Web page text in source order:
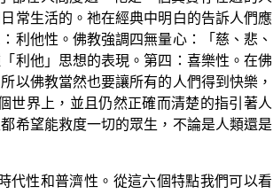
常生活的。祂在經典中明白的告訴人們應
利他性。佛教強調四無量心：「慈、悲、
利他」思想的表現。第四：喜樂性。在佛
以佛教當然也要讓所有的人們得到快樂，
世界上，並且仍然正確而清楚的指引著人
希望能救度一切的眾生，不論是人類還是
代性和普濟性。從這六個特點我們可以看